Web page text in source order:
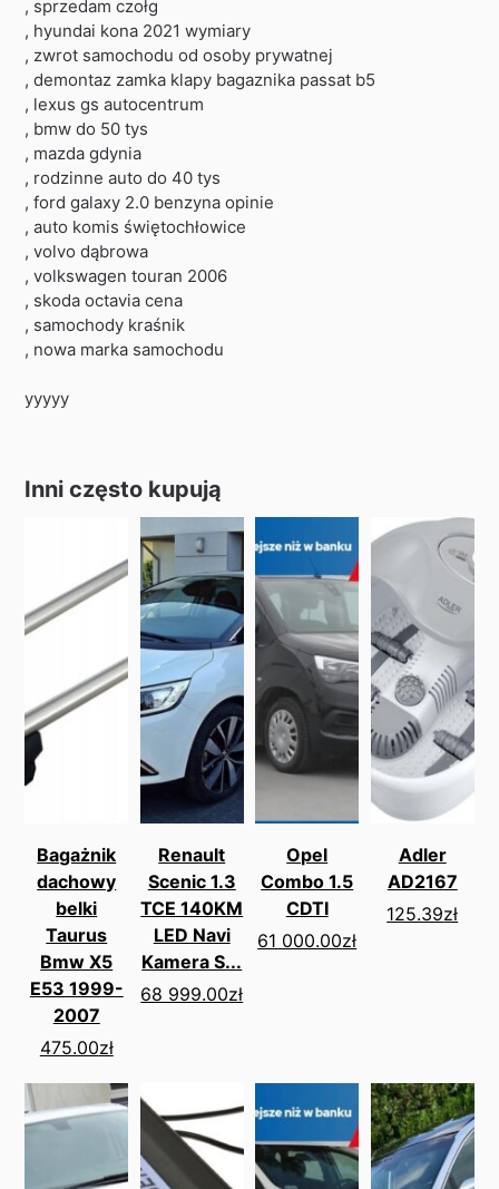
, sprzedam czołg
, hyundai kona 2021 wymiary
, zwrot samochodu od osoby prywatnej
, demontaz zamka klapy bagaznika passat b5
, lexus gs autocentrum
, bmw do 50 tys
, mazda gdynia
, rodzinne auto do 40 tys
, ford galaxy 2.0 benzyna opinie
, auto komis świętochłowice
, volvo dąbrowa
, volkswagen touran 2006
, skoda octavia cena
, samochody kraśnik
, nowa marka samochodu
yyyyy
Inni często kupują
Bagażnik
dachowy
belki
Taurus
Bmw X5
E53 1999-
2007
475.00zł
Renault
Scenic 1.3
TCE 140KM
LED Navi
Kamera S...
68 999.00zł
Opel
Combo 1.5
CDTI
61 000.00zł
Adler
AD2167
125.39zł